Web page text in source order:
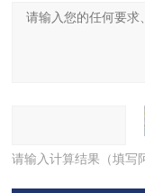
请输入计算结果（填写